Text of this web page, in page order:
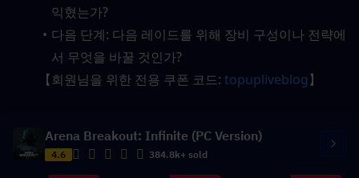
익혔는가?
다음 단계: 다음 레이드를 위해 장비 구성이나 전략에
서 무엇을 바꿀 것인가?
【회원님을 위한 전용 쿠폰 코드: topupliveblog】
Arena Breakout: Infinite (PC Version)
4.6 384.8k+ sold